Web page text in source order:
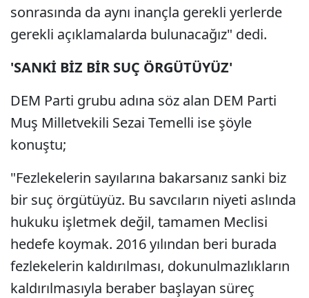
sonrasında da aynı inançla gerekli yerlerde
gerekli açıklamalarda bulunacağız" dedi.
'SANKİ BİZ BİR SUÇ ÖRGÜTÜYÜZ'
DEM Parti grubu adına söz alan DEM Parti
Muş Milletvekili Sezai Temelli ise şöyle
konuştu;
"Fezlekelerin sayılarına bakarsanız sanki biz
bir suç örgütüyüz. Bu savcıların niyeti aslında
hukuku işletmek değil, tamamen Meclisi
hedefe koymak. 2016 yılından beri burada
fezlekelerin kaldırılması, dokunulmazlıkların
kaldırılmasıyla beraber başlayan süreç